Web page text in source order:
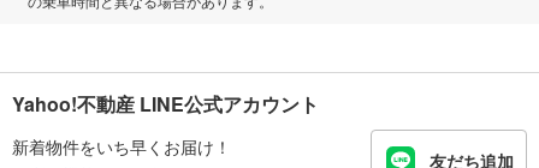
Yahoo!不動産 LINE公式アカウント
新着物件をいち早くお届け！
友だち追加